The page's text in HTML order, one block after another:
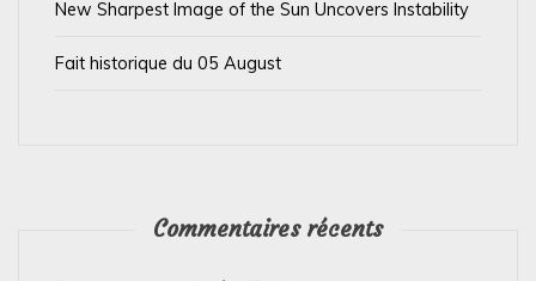
New Sharpest Image of the Sun Uncovers Instability
Fait historique du 05 August
Commentaires récents